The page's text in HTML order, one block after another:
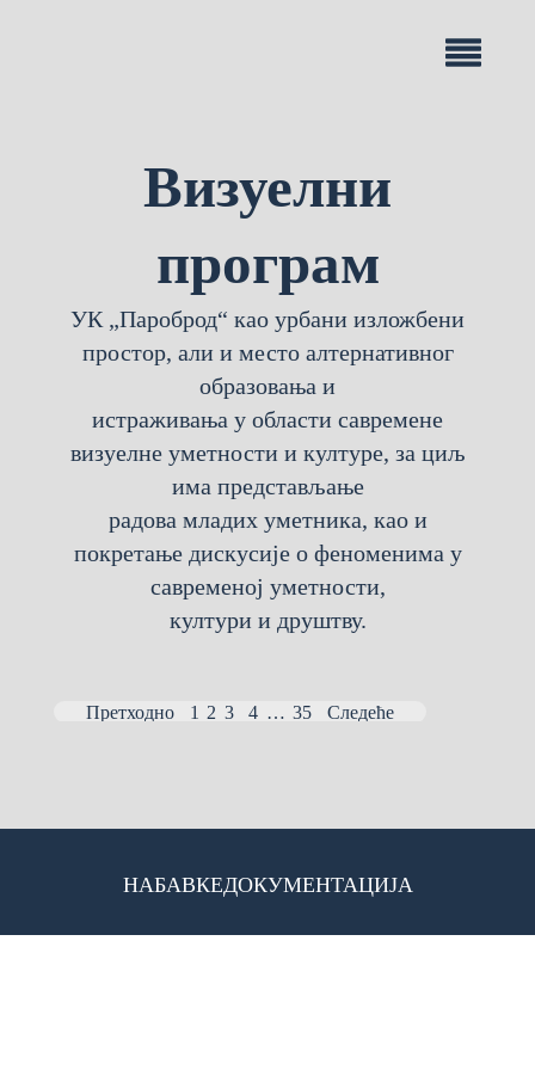
Визуелни
програм
УК „Пароброд“ као урбани изложбени
простор, али и место алтернативног
образовања и
истраживања у области савремене
визуелне уметности и културе, за циљ
има представљање
радова младих уметника, као и
покретање дискусије о феноменима у
савременој уметности,
култури и друштву.
Претходно 1 2 3 4 … 35 Следеће
НАБАВКЕДОКУМЕНТАЦИЈА